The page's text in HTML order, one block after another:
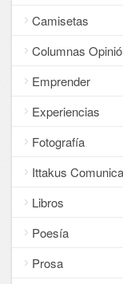
Camisetas
Columnas
Emprender
Experiencias
Fotografía
Ittakus
Libros
Poesía
Prosa